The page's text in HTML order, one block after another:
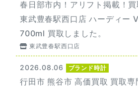
春日部市内！アリフト掲載！
東武豊春駅西口店 ハーディー
700ml 買取しました。
東武豊春駅西口店
2026.08.06 ブランド時計
行田市 熊谷市 高価買取 買取専